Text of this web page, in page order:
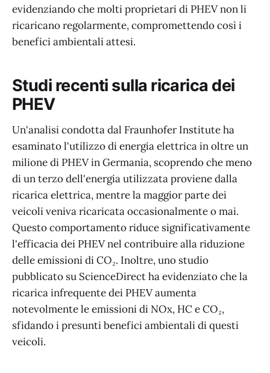
evidenziando che molti proprietari di PHEV non li
ricaricano regolarmente, compromettendo così i
benefici ambientali attesi.
Studi recenti sulla ricarica dei
PHEV
Un'analisi condotta dal Fraunhofer Institute ha
esaminato l'utilizzo di energia elettrica in oltre un
milione di PHEV in Germania, scoprendo che meno
di un terzo dell'energia utilizzata proviene dalla
ricarica elettrica, mentre la maggior parte dei
veicoli veniva ricaricata occasionalmente o mai.
Questo comportamento riduce significativamente
l'efficacia dei PHEV nel contribuire alla riduzione
delle emissioni di CO₂. Inoltre, uno studio
pubblicato su ScienceDirect ha evidenziato che la
ricarica infrequente dei PHEV aumenta
notevolmente le emissioni di NOx, HC e CO₂,
sfidando i presunti benefici ambientali di questi
veicoli.